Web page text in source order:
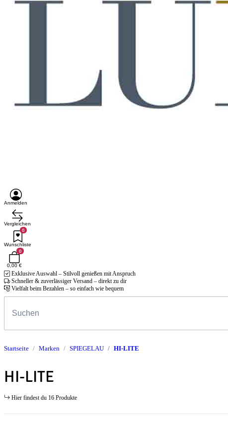
Anmelden
Vergleichen
0
Wunschliste
0
0,00 €
Exklusive Auswahl – Stilvoll genießen mit Anspruch
Schneller & zuverlässiger Versand – direkt zu dir
Vielfalt beim Bezahlen – so einfach wie bequem
Startseite Marken SPIEGELAU HI-LITE
HI-LITE
Hier findest du 16 Produkte